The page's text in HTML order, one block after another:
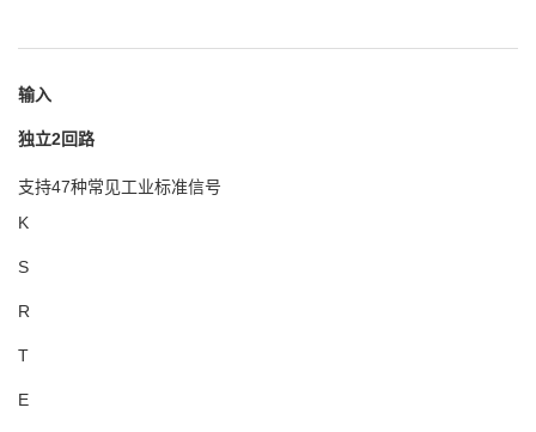
输入
独立2回路
支持47种常见工业标准信号
K
S
R
T
E